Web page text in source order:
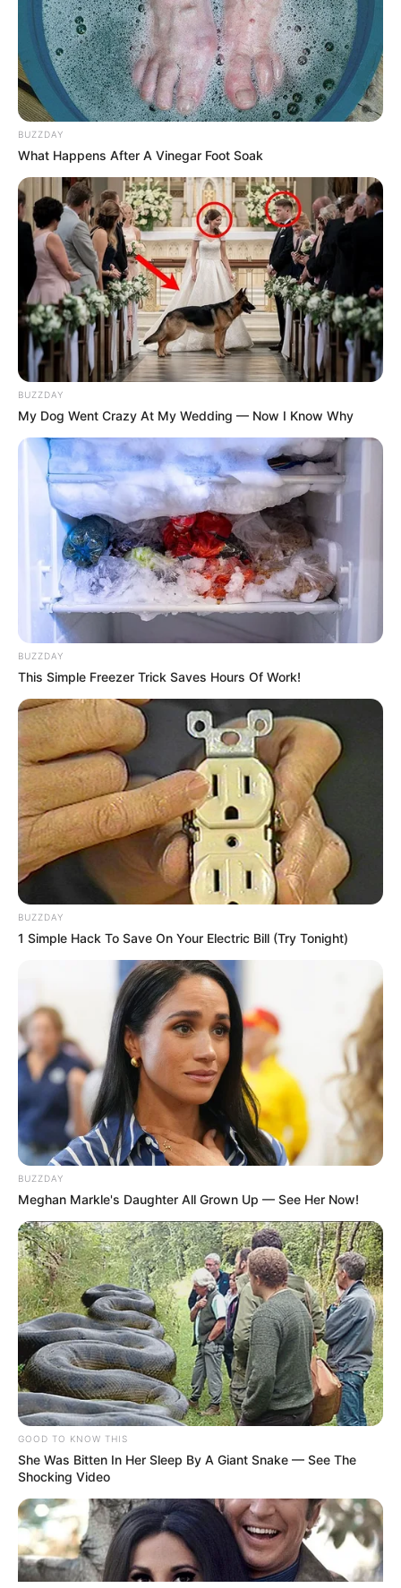
ΤΑΥΤΟΤΗΤΑ ΚΑΙ ΕΠΙΚΟΙΝΩΝΙΑ ΟΡΟΙ ΧΡΗΣΗΣ
© 2025 EVIANEWS του Γιώργου Κουτσελίνη
BUZZDAY
What Happens After A Vinegar Foot Soak
BUZZDAY
My Dog Went Crazy At My Wedding — Now I Know Why
BUZZDAY
This Simple Freezer Trick Saves Hours Of Work!
BUZZDAY
1 Simple Hack To Save On Your Electric Bill (Try Tonight)
BUZZDAY
Meghan Markle's Daughter All Grown Up — See Her Now!
GOOD TO KNOW THIS
She Was Bitten In Her Sleep By A Giant Snake — See The
Shocking Video